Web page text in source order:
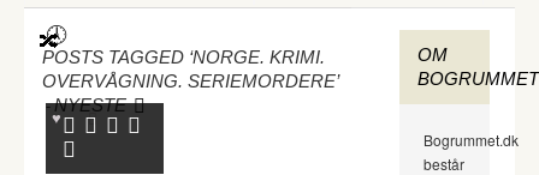
POSTS TAGGED ‘NORGE. KRIMI.
OVERVÅGNING. SERIEMORDERE’
-NYESTE
OM
BOGRUMMET
Bogrummet.dk
består